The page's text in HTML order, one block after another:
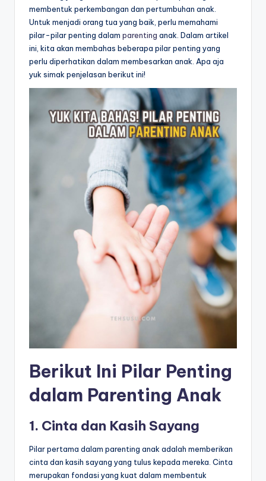
membentuk perkembangan dan pertumbuhan anak.
Untuk menjadi orang tua yang baik, perlu memahami
pilar-pilar penting dalam parenting anak. Dalam artikel
ini, kita akan membahas beberapa pilar penting yang
perlu diperhatikan dalam membesarkan anak. Apa aja
yuk simak penjelasan berikut ini!
Berikut Ini Pilar Penting
dalam Parenting Anak
1. Cinta dan Kasih Sayang
Pilar pertama dalam parenting anak adalah memberikan
cinta dan kasih sayang yang tulus kepada mereka. Cinta
merupakan fondasi yang kuat dalam membentuk